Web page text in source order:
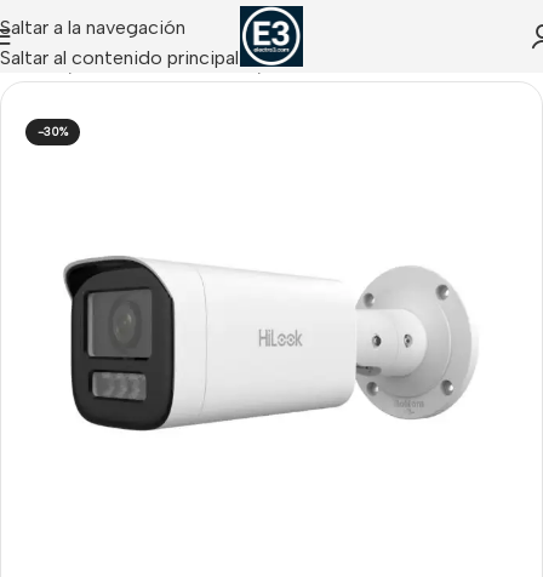
Saltar a la navegación
Saltar al contenido principal
IP /Cámaras IP Tubulares/Tubulares IP HIKVISION
-30%